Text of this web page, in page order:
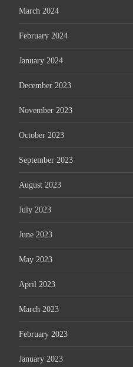
March 2024
February 2024
January 2024
December 2023
November 2023
October 2023
September 2023
August 2023
July 2023
June 2023
May 2023
April 2023
March 2023
February 2023
January 2023